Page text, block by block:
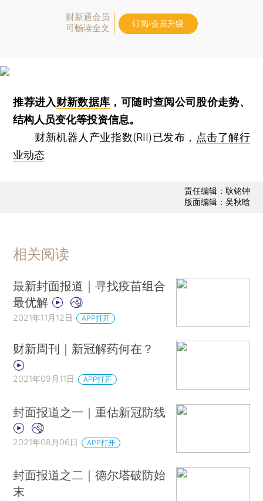
财新通会员
可畅读全文
订阅/会员升级
推荐进入财新数据库 ，可随时查阅公司股价走势、
结构人员变化等投资信息。
财新机器人产业指数(RII)已发布， 点击了解行
业动态
责任编辑：耿铭钟
版面编辑：吴秋晗
相关阅读
最新封面报道｜寻找疫苗组合
最优解
2021年11月12日 APP打开
财新周刊｜新冠解药何在？
2021年09月11日 APP打开
封面报道之一｜重估新冠防线
2021年08月06日 APP打开
封面报道之二｜德尔塔破防始
末